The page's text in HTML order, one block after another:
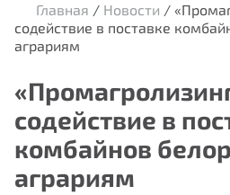
Главная / Новости /
содействие в поставке
аграриям
содействие в
комбайнов
аграриям